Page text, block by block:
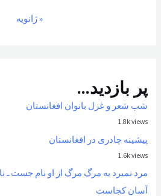
« ژانویه
پر بازدید...
شب شعر و غزل بانوان افغانستان
1.8k views
پیشینه چادری در افغانستان
1.6k views
مرد نمیرد به مرگ مرگ از او نام جست ـ
آسان کجاست